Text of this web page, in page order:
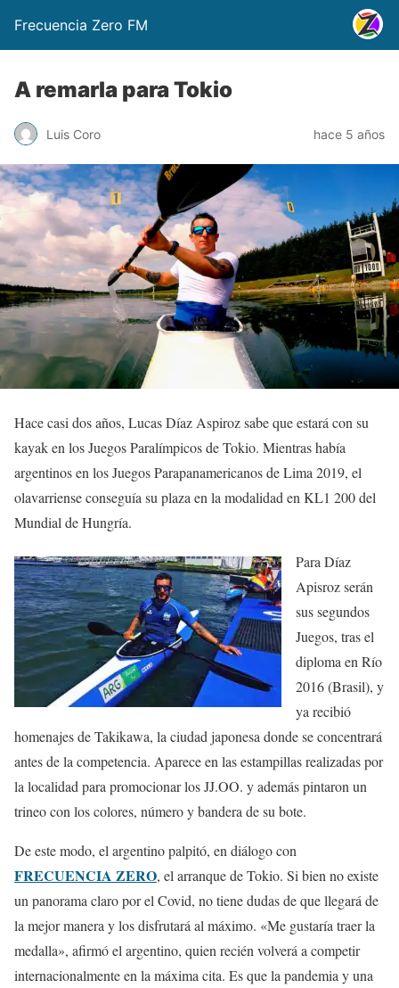
Frecuencia Zero FM
A remarla para Tokio
Luis Coro hace 5 años
Hace casi dos años, Lucas Díaz Aspiroz sabe que estará con su
kayak en los Juegos Paralímpicos de Tokio. Mientras había
argentinos en los Juegos Parapanamericanos de Lima 2019, el
olavarriense conseguía su plaza en la modalidad en KL1 200 del
Mundial de Hungría.
Para Díaz
Apisroz serán
sus segundos
Juegos, tras el
diploma en Río
2016 (Brasil), y
ya recibió
homenajes de Takikawa, la ciudad japonesa donde se concentrará
antes de la competencia. Aparece en las estampillas realizadas por
la localidad para promocionar los JJ.OO. y además pintaron un
trineo con los colores, número y bandera de su bote.
De este modo, el argentino palpitó, en diálogo con
FRECUENCIA ZERO, el arranque de Tokio. Si bien no existe
un panorama claro por el Covid, no tiene dudas de que llegará de
la mejor manera y los disfrutará al máximo. «Me gustaría traer la
medalla», afirmó el argentino, quien recién volverá a competir
internacionalmente en la máxima cita. Es que la pandemia y una